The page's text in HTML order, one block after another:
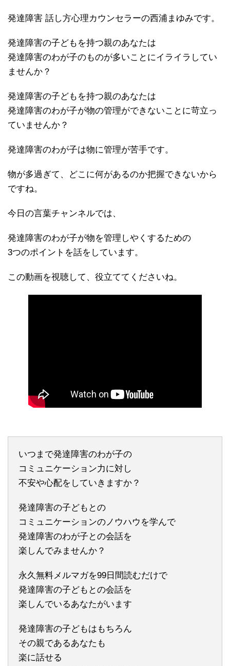
発達障害 話し方心理カウンセラーの西浦まゆみです。
発達障害の子どもを持つ親のあなたは
発達障害のわが子のものが多いことにイライラしてい
ませんか？
発達障害の子どもを持つ親のあなたは
発達障害のわが子が物の管理ができないことに苛立っ
ていませんか？
発達障害のわが子は物に管理が苦手です。
物が多過ぎて、どこに何があるのか把握できないから
ですね。
今日の言葉チャンネルでは、
発達障害のわが子が物を管理しやくするための
3つのポイントを話をしています。
この動画を視聴して、役立ててくださいね。
いつまで発達障害のわが子の
コミュニケーション力に対し
不安や心配をしていきますか？
発達障害の子どもとの
コミュニケーションのノウハウを学んで
発達障害のわが子との会話を
楽しんでみませんか？
永久無料メルマガを99日間読むだけで
発達障害の子どもとの会話を
楽しんでいるあなたがいます
発達障害の子どもはもちろん
その親であるあなたも
楽に話せる